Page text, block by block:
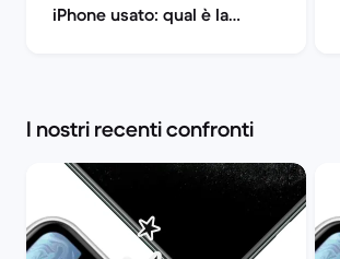
iPhone usato: qual è la
I nostri recenti confronti